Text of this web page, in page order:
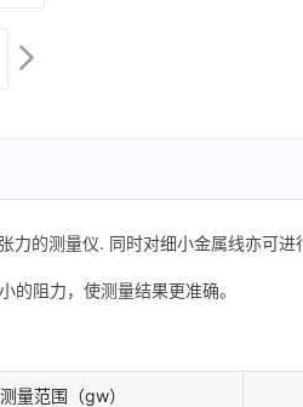
的测量仪. 同时对细小金属线亦可进
的阻力，使测量结果更准确。
测量范围（gw）